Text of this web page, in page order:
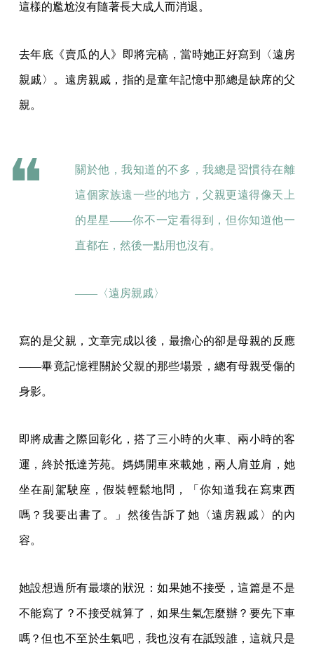
這樣的尷尬沒有隨著長大成人而消退。
去年底《賣瓜的人》即將完稿，當時她正好寫到〈遠房
親戚〉。遠房親戚，指的是童年記憶中那總是缺席的父
親。
關於他，我知道的不多，我總是習慣待在離
這個家族遠一些的地方，父親更遠得像天上
的星星——你不一定看得到，但你知道他一
直都在，然後一點用也沒有。
——〈遠房親戚〉
寫的是父親，文章完成以後，最擔心的卻是母親的反應
——畢竟記憶裡關於父親的那些場景，總有母親受傷的
身影。
即將成書之際回彰化，搭了三小時的火車、兩小時的客
運，終於抵達芳苑。媽媽開車來載她，兩人肩並肩，她
坐在副駕駛座，假裝輕鬆地問，「你知道我在寫東西
嗎？我要出書了。」然後告訴了她〈遠房親戚〉的內
容。
她設想過所有最壞的狀況：如果她不接受，這篇是不是
不能寫了？不接受就算了，如果生氣怎麼辦？要先下車
嗎？但也不至於生氣吧，我也沒有在詆毀誰，這就只是